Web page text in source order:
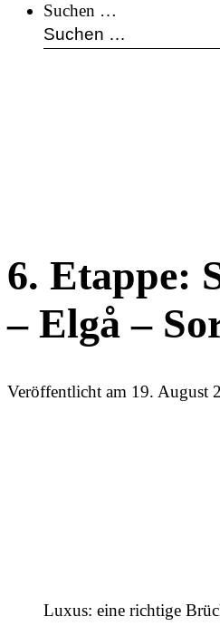
Suchen …
6. Etappe:
– Elgå –
Veröffentlicht am 19. August
Luxus: eine richtige